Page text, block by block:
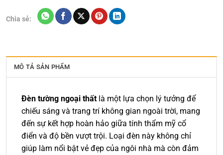
Chia sẻ:
MÔ TẢ SẢN PHẨM
Đèn tường ngoại thất là một lựa chọn lý tưởng để
chiếu sáng và trang trí không gian ngoài trời, mang
đến sự kết hợp hoàn hảo giữa tính thẩm mỹ cổ
điển và độ bền vượt trội. Loại đèn này không chỉ
giúp làm nổi bật vẻ đẹp của ngôi nhà mà còn đảm